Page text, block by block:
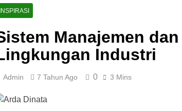
INSPIRASI
Manajemen
Industri
Admin 7 Tahun Ago 0 3 Mins